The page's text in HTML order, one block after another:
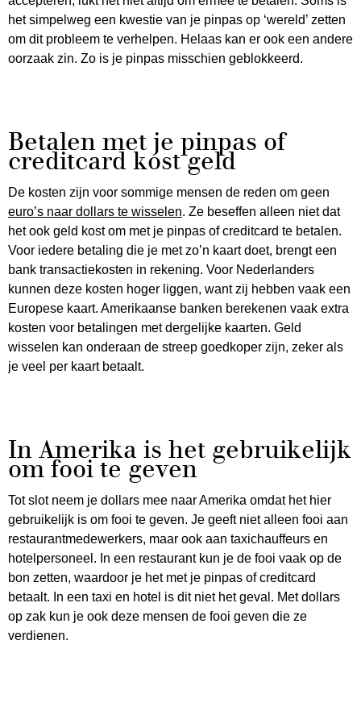
het simpelweg een kwestie van je pinpas op ‘wereld’ zetten
om dit probleem te verhelpen. Helaas kan er ook een andere
oorzaak zin. Zo is je pinpas misschien geblokkeerd.
Betalen met je pinpas of
creditcard kost geld
De kosten zijn voor sommige mensen de reden om geen
euro’s naar dollars te wisselen. Ze beseffen alleen niet dat
het ook geld kost om met je pinpas of creditcard te betalen.
Voor iedere betaling die je met zo’n kaart doet, brengt een
bank transactiekosten in rekening. Voor Nederlanders
kunnen deze kosten hoger liggen, want zij hebben vaak een
Europese kaart. Amerikaanse banken berekenen vaak extra
kosten voor betalingen met dergelijke kaarten. Geld
wisselen kan onderaan de streep goedkoper zijn, zeker als
je veel per kaart betaalt.
In Amerika is het gebruikelijk
om fooi te geven
Tot slot neem je dollars mee naar Amerika omdat het hier
gebruikelijk is om fooi te geven. Je geeft niet alleen fooi aan
restaurantmedewerkers, maar ook aan taxichauffeurs en
hotelpersoneel. In een restaurant kun je de fooi vaak op de
bon zetten, waardoor je het met je pinpas of creditcard
betaalt. In een taxi en hotel is dit niet het geval. Met dollars
op zak kun je ook deze mensen de fooi geven die ze
verdienen.